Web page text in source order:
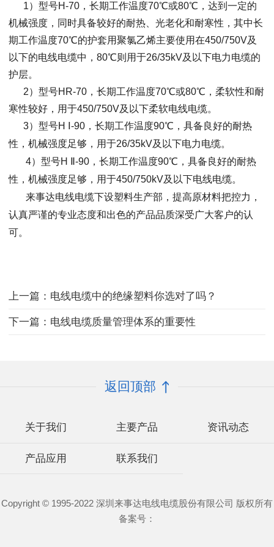
1）型号H-70，长期工作温度70℃或80℃，达到一定的
机械强度，同时具备较好的耐热、光老化和耐寒性，其中长
期工作温度70℃的护套用聚氯乙烯主要使用在450/750V及
以下的电线电缆中，80℃则用于26/35kV及以下电力电缆的
护层。
2）型号HR-70， 长期工作温度70℃或80℃，柔软性和耐
寒性较好，用于450/750V及以下柔软电线电缆。
3）型号H
Ⅰ-90， 长期工作温度90℃，具备良好的耐热
性，机械强度足够，用于26/35kV及以下电力电缆。
4）型号H
Ⅱ-90， 长期工作温度90℃，具备良好的耐热
性，机械强度足够， 用于450/750kV及以下电线电缆。
来事达电线电缆下设塑料生产部，提高原材料把控力，
认真严谨的专业态度和出色的产品品质深受广大客户的认
可。
上一篇：电线电缆中的绝缘塑料你选对了吗？
下一篇：电线电缆质量管理体系的重要性
返回顶部
关于我们 主要产品 资讯动态
产品应用 联系我们
Copyright © 1995-2022 深圳来事达电线电缆股份有限公司 版权所有
备案号：